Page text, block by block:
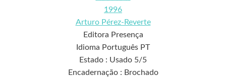
1996
Arturo Pérez-Reverte
Editora Presença
Idioma Português PT
Estado : Usado 5/5
Encadernação : Brochado